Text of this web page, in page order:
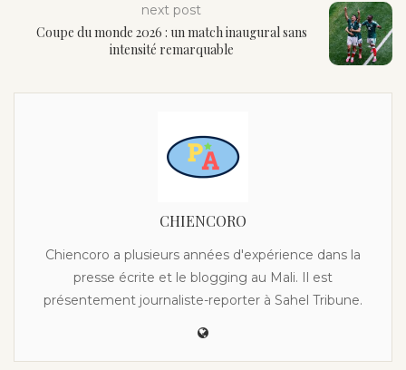
next post
Coupe du monde 2026 : un match inaugural sans
intensité remarquable
CHIENCORO
Chiencoro a plusieurs années d'expérience dans la
presse écrite et le blogging au Mali. Il est
présentement journaliste-reporter à Sahel Tribune.